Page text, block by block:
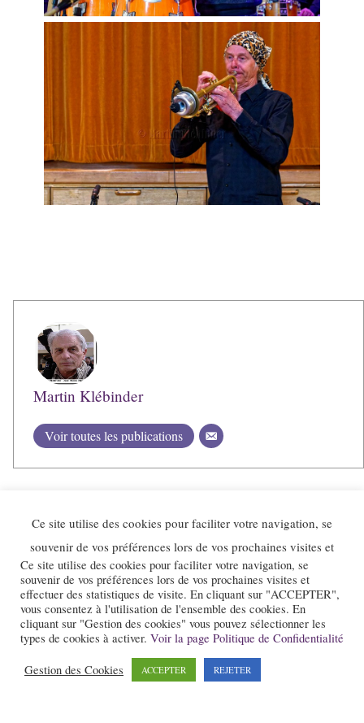
Martin Klébinder
Voir toutes les publications
Le site et la newsletter Jazz-Rhone-Alpes.com sont édités par l’association
« Loi 1901 » « Jazz en Rhône-Alpes » qui a pour objet la promotion du
jazz dans notre région.
Ce site utilise des cookies pour faciliter votre navigation, se
souvenir de vos préférences lors de vos prochaines visites et
Ce site utilise des cookies pour faciliter votre navigation, se
souvenir de vos préférences lors de vos prochaines visites et
effectuer des statistiques de visite. En cliquant sur "ACCEPTER",
vous consentez à l'utilisation de l'ensemble des cookies. En
cliquant sur "Gestion des cookies" vous pouvez sélectionner les
types de cookies à activer. Voir la page Politique de Confidentialité
Gestion des Cookies ACCEPTER REJETER